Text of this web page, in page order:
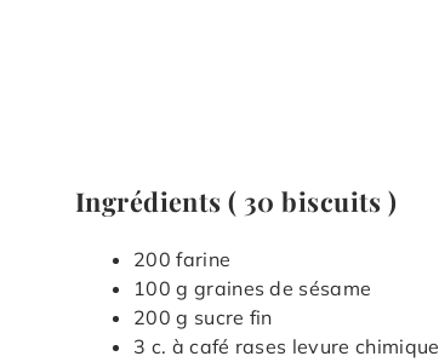
Ingrédients ( 30 biscuits )
200 farine
100 g graines de sésame
200 g sucre fin
3 c. à café rases levure chimique